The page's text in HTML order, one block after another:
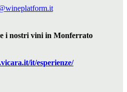
i nostri vini in Monferrato
vicara.it/it/esperienze/